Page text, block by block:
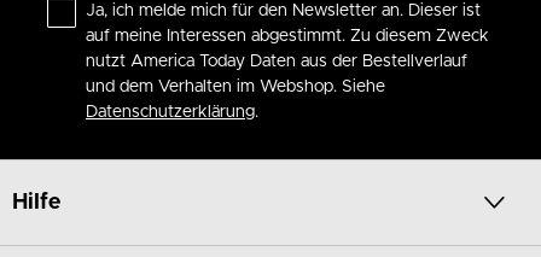
Ja, ich melde mich für den Newsletter an. Dieser ist
auf meine Interessen abgestimmt. Zu diesem Zweck
nutzt America Today Daten aus der Bestellverlauf
und dem Verhalten im Webshop. Siehe
Datenschutzerklärung.
Hilfe